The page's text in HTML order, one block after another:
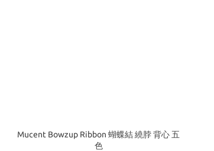
Mucent Bowzup Ribbon 蝴蝶結 繞脖 背心 五
色